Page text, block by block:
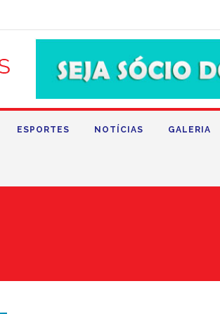
ESPORTES NOTÍCIAS GALERIA